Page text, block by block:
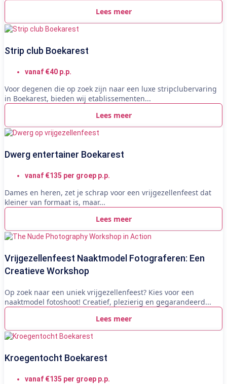
Lees meer
Strip club Boekarest
vanaf €40 p.p.
Voor degenen die op zoek zijn naar een luxe stripclubervaring
in Boekarest, bieden wij etablissementen...
Lees meer
Dwerg entertainer Boekarest
vanaf €135 per groep p.p.
Dames en heren, zet je schrap voor een vrijgezellenfeest dat
kleiner van formaat is, maar...
Lees meer
Vrijgezellenfeest Naaktmodel Fotograferen: Een
Creatieve Workshop
Op zoek naar een uniek vrijgezellenfeest? Kies voor een
naaktmodel fotoshoot! Creatief, plezierig en gegarandeerd...
Lees meer
Kroegentocht Boekarest
vanaf €135 per groep p.p.